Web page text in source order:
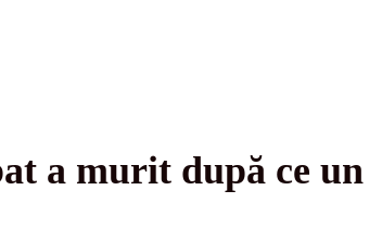
a murit după ce un